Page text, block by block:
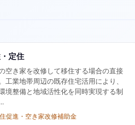
定住
空き家を改修して移住する場合の直接
工業地帯周辺の既存住宅活用により、
境整備と地域活性化を同時実現する制
促進・空き家改修補助金